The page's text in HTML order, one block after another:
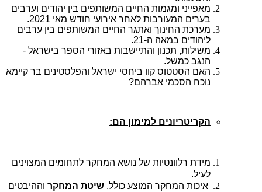
מאפייני ומגמות החיים המשותפים בין יהודים וערבים
בערים המעורבות לאחר אירועי חודש מאי 2021.
מערכת החינוך ואתגר החיים המשותפים בין ערבים
ליהודים במאה ה-21.
משילות, תכנון והתיישבות באזורי הספר בישראל -
הנגב כמשל.
האם הסטטוס קוו ביחסי ישראל והפלסטינים בר קיימא
נוכח הסכמי אברהם?
הקריטריונים למימון הם:
מידת רלוונטיות של נושא המחקר לתחומים המצוינים
לעיל.
איכות המחקר המוצע כולל, שיטת המחקר וההיבטים